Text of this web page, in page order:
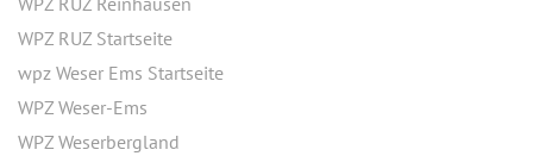
WPZ RUZ Startseite
wpz Weser Ems Startseite
WPZ Weser-Ems
WPZ Weserbergland